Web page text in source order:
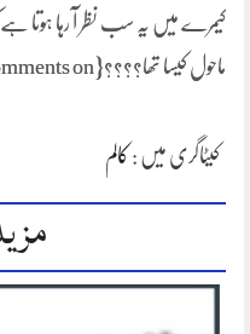
کیمرے میں یہ سب نظر آ رہا ہوتا
ماحول کیسا تھا؟؟؟؟{jcomments on}
کیٹاگری میں : کالم